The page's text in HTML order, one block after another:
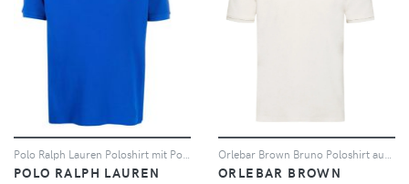
POLO RALPH LAUREN ORLEBAR BROWN